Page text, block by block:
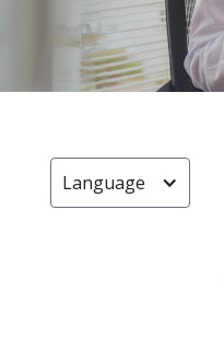
Language